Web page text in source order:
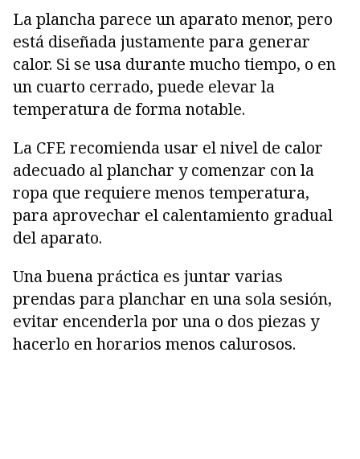
La plancha parece un aparato menor, pero
está diseñada justamente para generar
calor. Si se usa durante mucho tiempo, o en
un cuarto cerrado, puede elevar la
temperatura de forma notable.
La CFE recomienda usar el nivel de calor
adecuado al planchar y comenzar con la
ropa que requiere menos temperatura,
para aprovechar el calentamiento gradual
del aparato.
Una buena práctica es juntar varias
prendas para planchar en una sola sesión,
evitar encenderla por una o dos piezas y
hacerlo en horarios menos calurosos.